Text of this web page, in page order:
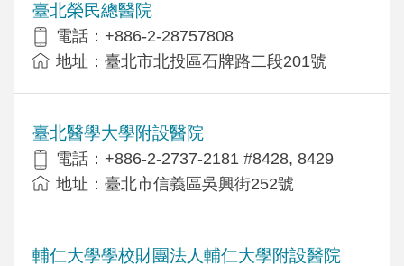
臺北榮民總醫院
電話：+886-2-28757808
地址：臺北市北投區石牌路二段201號
臺北醫學大學附設醫院
電話：+886-2-2737-2181 #8428, 8429
地址：臺北市信義區吳興街252號
輔仁大學學校財團法人輔仁大學附設醫院